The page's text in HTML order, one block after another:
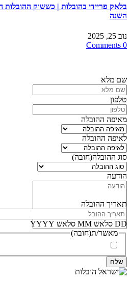
בלאק פריידי בהובלות | כששוק
השנה
נוב 25, 2025
0 Comments
שם מלא
טלפון
מאיפה ההובלה
לאיפה ההובלה
סוג ההובלה(חובה)
הודעה
תאריך ההובלה
DD סלאש MM סלאש YYYY
מאשר/ת(חובה)